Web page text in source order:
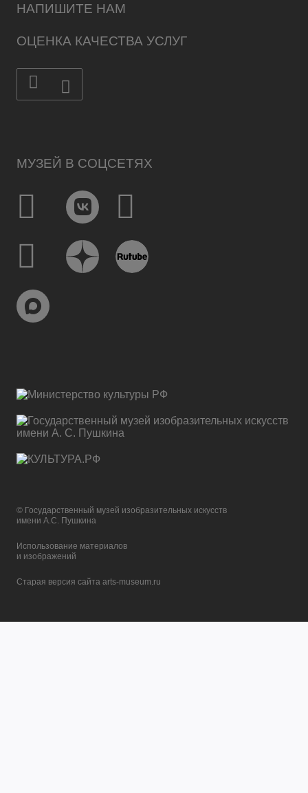
МУЗЕЙ В СОЦСЕТЯХ
НАПИШИТЕ НАМ
ОЦЕНКА КАЧЕСТВА УСЛУГ
© Государственный музей изобразительных искусств
имени А.С. Пушкина
Использование материалов
и изображений
Старая версия сайта arts-museum.ru